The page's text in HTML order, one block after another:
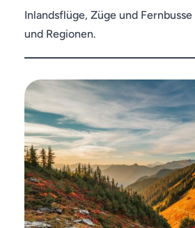
Inlandsflüge, Züge und
und Regionen.